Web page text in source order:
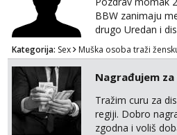
BBW zanimaju
drugo Uredan i
095 546 9915
Kategorija: Sex Muška osoba traži
Nagrađujem
Tražim curu za
regiji. Dobro
zgodna i voliš